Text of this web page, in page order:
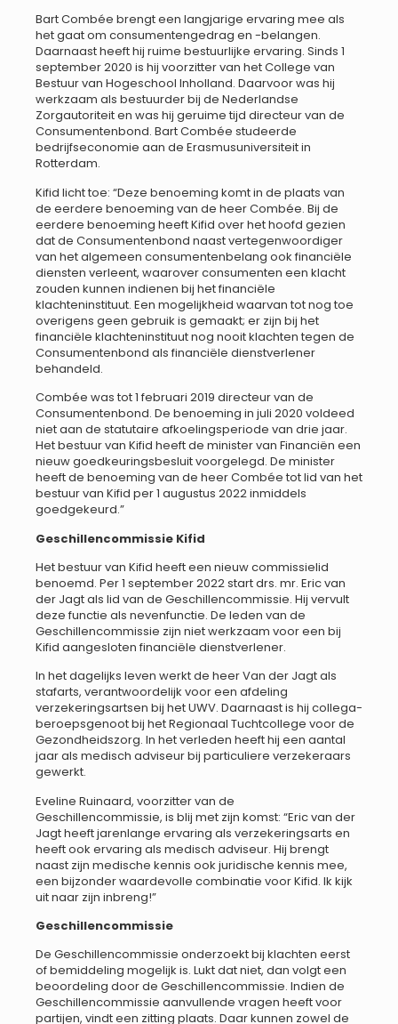
Bart Combée brengt een langjarige ervaring mee als
het gaat om consumentengedrag en -belangen.
Daarnaast heeft hij ruime bestuurlijke ervaring. Sinds 1
september 2020 is hij voorzitter van het College van
Bestuur van Hogeschool Inholland. Daarvoor was hij
werkzaam als bestuurder bij de Nederlandse
Zorgautoriteit en was hij geruime tijd directeur van de
Consumentenbond. Bart Combée studeerde
bedrijfseconomie aan de Erasmusuniversiteit in
Rotterdam.
Kifid licht toe: “Deze benoeming komt in de plaats van
de eerdere benoeming van de heer Combée. Bij de
eerdere benoeming heeft Kifid over het hoofd gezien
dat de Consumentenbond naast vertegenwoordiger
van het algemeen consumentenbelang ook financiële
diensten verleent, waarover consumenten een klacht
zouden kunnen indienen bij het financiële
klachteninstituut. Een mogelijkheid waarvan tot nog toe
overigens geen gebruik is gemaakt; er zijn bij het
financiële klachteninstituut nog nooit klachten tegen de
Consumentenbond als financiële dienstverlener
behandeld.
Combée was tot 1 februari 2019 directeur van de
Consumentenbond. De benoeming in juli 2020 voldeed
niet aan de statutaire afkoelingsperiode van drie jaar.
Het bestuur van Kifid heeft de minister van Financiën een
nieuw goedkeuringsbesluit voorgelegd. De minister
heeft de benoeming van de heer Combée tot lid van het
bestuur van Kifid per 1 augustus 2022 inmiddels
goedgekeurd.”
Geschillencommissie Kifid
Het bestuur van Kifid heeft een nieuw commissielid
benoemd. Per 1 september 2022 start drs. mr. Eric van
der Jagt als lid van de Geschillencommissie. Hij vervult
deze functie als nevenfunctie. De leden van de
Geschillencommissie zijn niet werkzaam voor een bij
Kifid aangesloten financiële dienstverlener.
In het dagelijks leven werkt de heer Van der Jagt als
stafarts, verantwoordelijk voor een afdeling
verzekeringsartsen bij het UWV. Daarnaast is hij collega-
beroepsgenoot bij het Regionaal Tuchtcollege voor de
Gezondheidszorg. In het verleden heeft hij een aantal
jaar als medisch adviseur bij particuliere verzekeraars
gewerkt.
Eveline Ruinaard, voorzitter van de
Geschillencommissie, is blij met zijn komst: “Eric van der
Jagt heeft jarenlange ervaring als verzekeringsarts en
heeft ook ervaring als medisch adviseur. Hij brengt
naast zijn medische kennis ook juridische kennis mee,
een bijzonder waardevolle combinatie voor Kifid. Ik kijk
uit naar zijn inbreng!”
Geschillencommissie
De Geschillencommissie onderzoekt bij klachten eerst
of bemiddeling mogelijk is. Lukt dat niet, dan volgt een
beoordeling door de Geschillencommissie. Indien de
Geschillencommissie aanvullende vragen heeft voor
partijen, vindt een zitting plaats. Daar kunnen zowel de